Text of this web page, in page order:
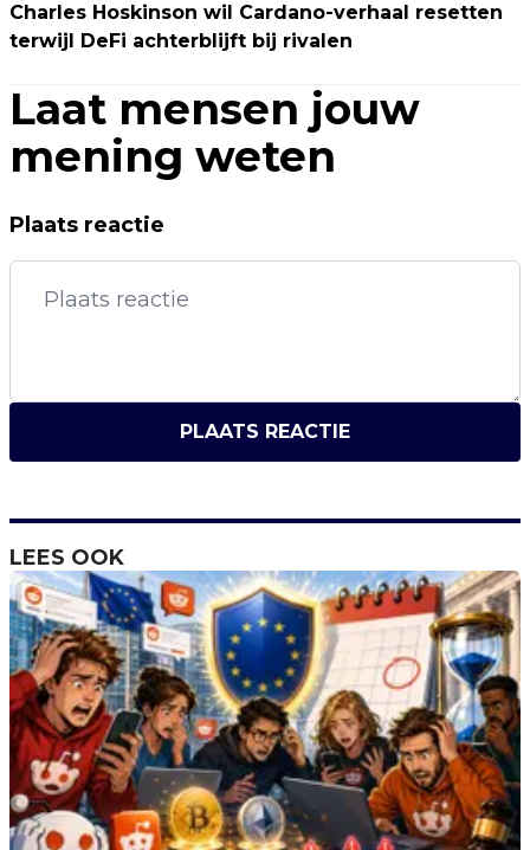
Charles Hoskinson wil Cardano-verhaal resetten
terwijl DeFi achterblijft bij rivalen
Laat mensen jouw
mening weten
Plaats reactie
PLAATS REACTIE
LEES OOK